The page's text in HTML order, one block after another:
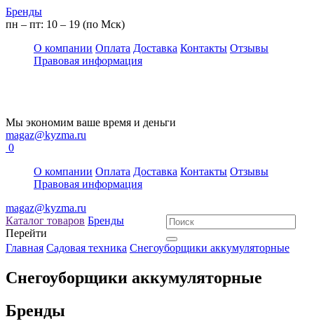
Бренды
пн – пт: 10 – 19 (по Мск)
О компании Оплата Доставка Контакты Отзывы
Правовая информация
Мы экономим ваше время и деньги
magaz@kyzma.ru
0
О компании Оплата Доставка Контакты Отзывы
Правовая информация
magaz@kyzma.ru
Каталог товаров Бренды
Перейти
Главная Садовая техника Снегоуборщики аккумуляторные
Снегоуборщики аккумуляторные
Бренды